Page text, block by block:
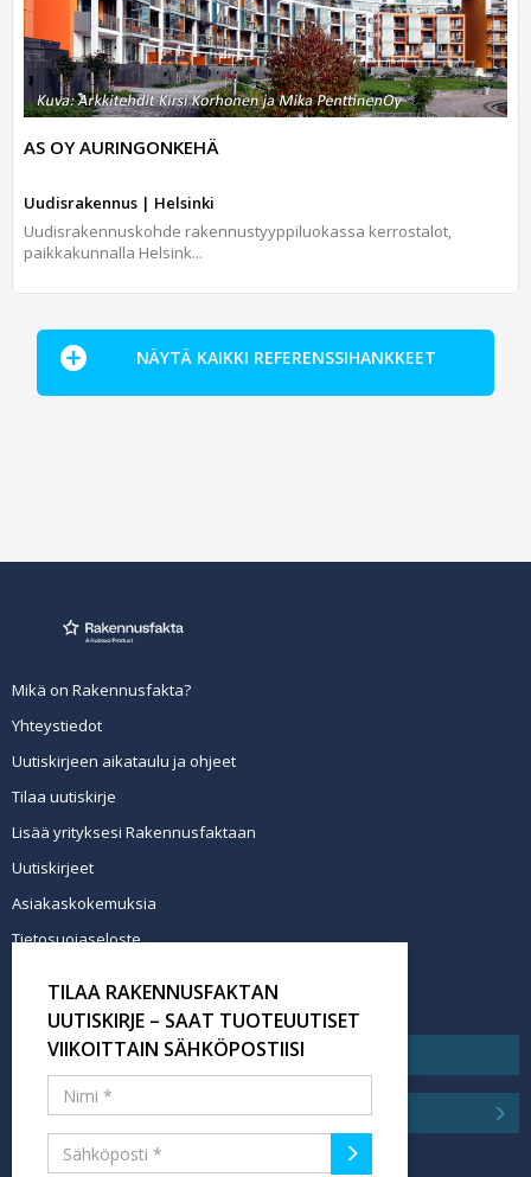
AS OY AURINGONKEHÄ
Uudisrakennus | Helsinki
Uudisrakennuskohde rakennustyyppiluokassa kerrostalot,
paikkakunnalla Helsink...
NÄYTÄ KAIKKI REFERENSSIHANKKEET
Mikä on Rakennusfakta?
Yhteystiedot
Uutiskirjeen aikataulu ja ohjeet
Tilaa uutiskirje
Lisää yrityksesi Rakennusfaktaan
Uutiskirjeet
Asiakaskokemuksia
Tietosuojaseloste
Tilaa uutiskirje
TILAA RAKENNUSFAKTAN
UUTISKIRJE – SAAT TUOTEUUTISET
VIIKOITTAIN SÄHKÖPOSTIISI